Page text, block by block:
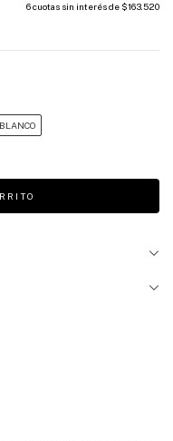
6cuotas sin interés de $163.520